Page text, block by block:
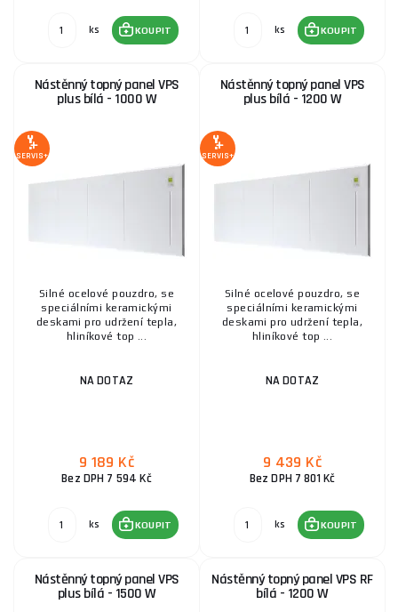
ks KOUPIT ks KOUPIT
Nástěnný topný panel VPS
plus bílá - 1000 W
SERVIS+
Silné ocelové pouzdro, se
speciálními keramickými
deskami pro udržení tepla,
hliníkové top ...
NA DOTAZ
9 189 Kč
Bez DPH 7 594 Kč
ks KOUPIT
Nástěnný topný panel VPS
plus bílá - 1200 W
SERVIS+
Silné ocelové pouzdro, se
speciálními keramickými
deskami pro udržení tepla,
hliníkové top ...
NA DOTAZ
9 439 Kč
Bez DPH 7 801 Kč
ks KOUPIT
Nástěnný topný panel VPS
plus bílá - 1500 W
Nástěnný topný panel VPS RF
bílá - 1200 W